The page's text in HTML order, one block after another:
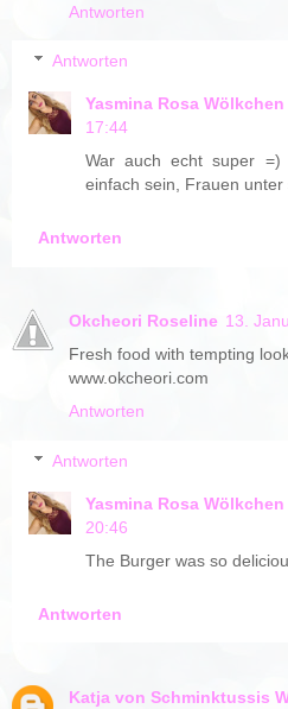
Antworten
Antworten
Yasmina Rosa Wölkchen
17:44
War auch echt super =)
einfach sein, Frauen unter
Antworten
Okcheori Roseline 13.
Fresh food with tempting
www.okcheori.com
Antworten
Antworten
Yasmina Rosa Wölkchen
20:46
The Burger was so
Antworten
Katja von Schminktussis